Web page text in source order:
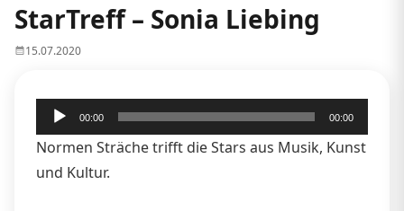
StarTreff – Sonia Liebing
15.07.2020
Audio-
Player
00:00 00:00
Normen Sträche trifft die Stars aus Musik, Kunst
und Kultur.